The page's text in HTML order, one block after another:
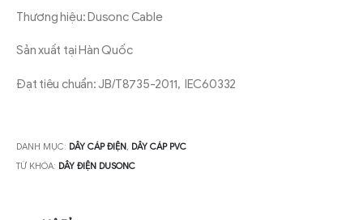
Thương hiệu: Dusonc Cable
Sản xuất tại Hàn Quốc
Đạt tiêu chuẩn: JB/T8735-2011, IEC60332
DANH MỤC: DÂY CÁP ĐIỆN, DÂY CÁP PVC
TỪ KHÓA: DÂY ĐIỆN DUSONC